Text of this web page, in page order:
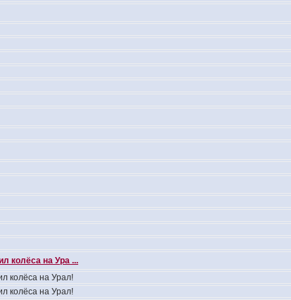
колёса на Ура ...
колёса на Урал!
колёса на Урал!